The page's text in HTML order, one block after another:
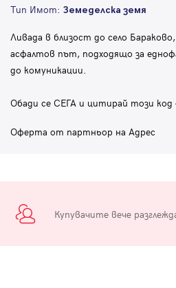
Тип Имот: Земеделска земя
Ливада в близост до село
асфалтов път, подходящо за
до комуникации.
Обади се СЕГА и цитирай този код
Оферта от партньор на Адрес
Купувачите вече